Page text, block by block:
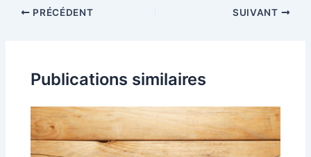
PRÉCÉDENT SUIVANT
Publications similaires